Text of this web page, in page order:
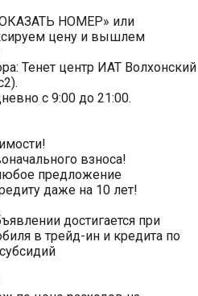
НОМЕР» или
цену и вышлем
Тенет центр ИАТ Волхонский
с 9:00 до 21:00.
взноса!
предложение
даже на 10 лет!
достигается при
в трейд-ин и кредита по